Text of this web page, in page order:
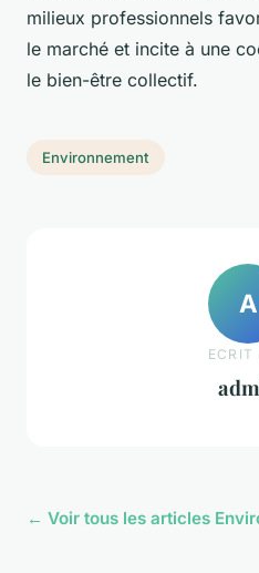
milieux professionnels
le marché et incite à une
le bien-être collectif.
Environnement
A
ECRIT
← Voir tous les articles